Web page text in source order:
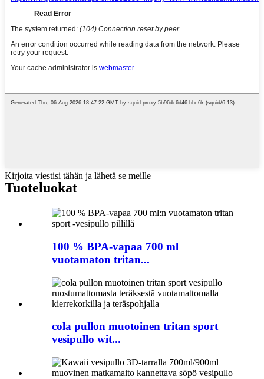
Kirjoita viestisi tähän ja lähetä se meille
Tuoteluokat
100 % BPA-vapaa 700 ml
vuotamaton tritan...
cola pullon muotoinen tritan sport
vesipullo wit...